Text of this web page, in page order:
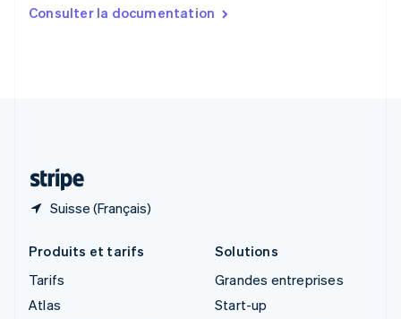
Consulter la documentation
Suisse (Français)
English
Produits et tarifs
Tarifs
Atlas
Solutions
Grandes entreprises
Start-up